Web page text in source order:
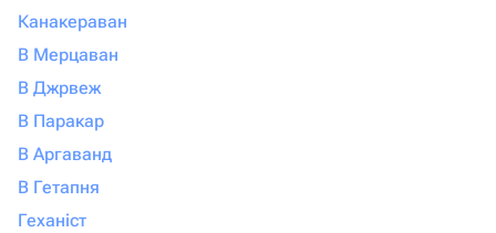
Канакераван
В Мерцаван
В Джрвеж
В Паракар
В Аргаванд
В Гетапня
Геханіст